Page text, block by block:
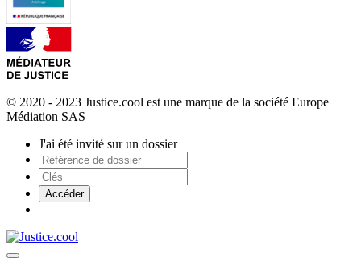
© 2020 - 2023 Justice.cool est une marque de la société Europe
Médiation SAS
J'ai été invité sur un dossier